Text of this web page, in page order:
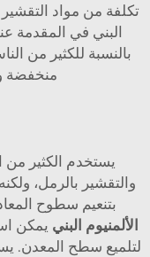
تكلفة من مواد التقشير
البني في المقدمة
بالنسبة للكثير من
منخفضة
يستخدم الكثير من
والتقشير بالرمل،
بتنعيم سطوح
الألمنيوم البني يمكن
لتلميع سطح المعدن.